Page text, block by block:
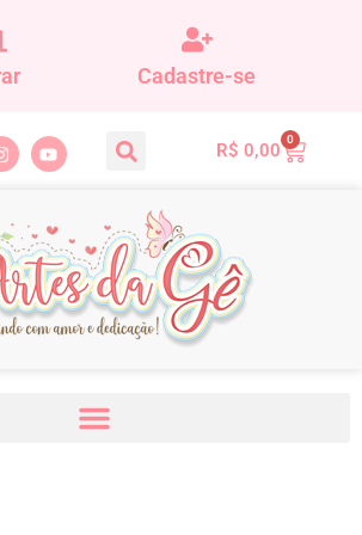
Cadastre-se
R$ 0,00
0